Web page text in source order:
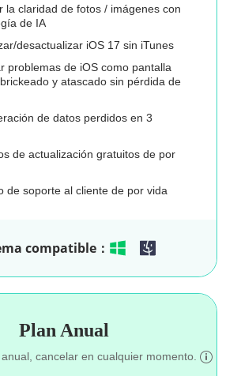
la claridad de fotos / imágenes con
de IA
desactualizar iOS 17 sin iTunes
problemas de iOS como pantalla
y atascado sin pérdida de
de datos perdidos en 3
de actualización gratuitos de por
de soporte al cliente de por vida
compatible：
Plan Anual
cancelar en cualquier momento.